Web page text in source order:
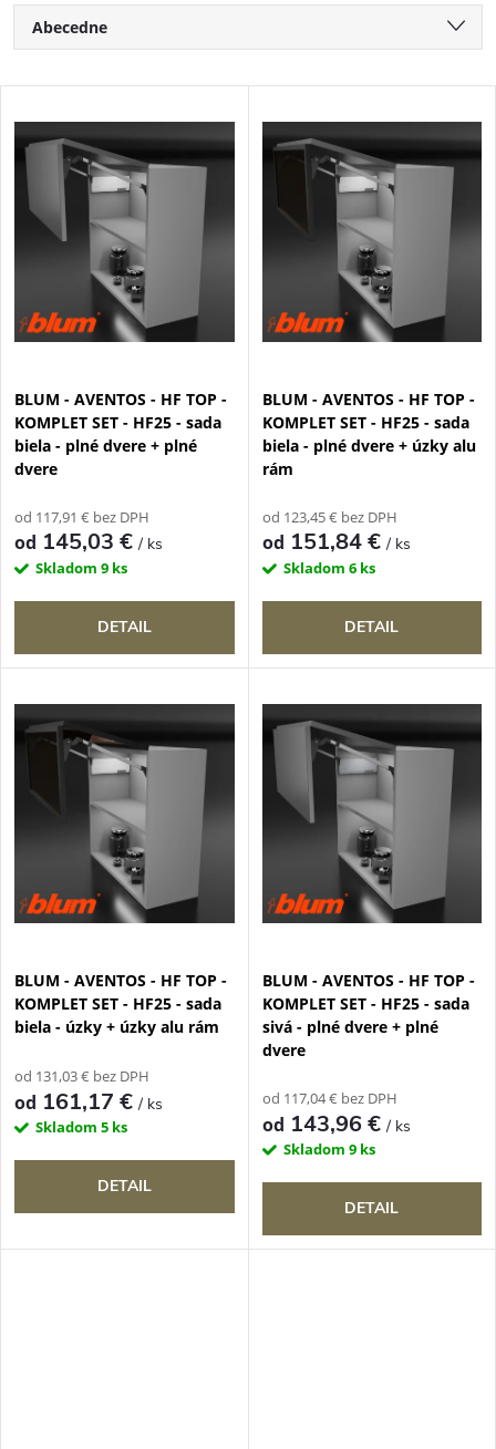
R
a
d
e
n
i
e
p
r
o
d
u
k
t
o
Abecedne
Najpredávanejšie
V
ý
p
s
p
r
o
d
u
k
t
o
v
BLUM - AVENTOS - HF TOP -
KOMPLET SET - HF25 - sada
biela - plné dvere + plné
dvere
od 117,91 € bez DPH
od 145,03 €/ ks
Skladom 9 ks
DETAIL
BLUM - AVENTOS - HF TOP -
KOMPLET SET - HF25 - sada
biela - plné dvere + úzky alu
rám
od 123,45 € bez DPH
od 151,84 €/ ks
Skladom 6 ks
DETAIL
BLUM - AVENTOS - HF TOP -
KOMPLET SET - HF25 - sada
biela - úzky + úzky alu rám
od 131,03 € bez DPH
od 161,17 €/ ks
Skladom 5 ks
DETAIL
BLUM - AVENTOS - HF TOP -
KOMPLET SET - HF25 - sada
sivá - plné dvere + plné
dvere
od 117,04 € bez DPH
od 143,96 €/ ks
Skladom 9 ks
DETAIL